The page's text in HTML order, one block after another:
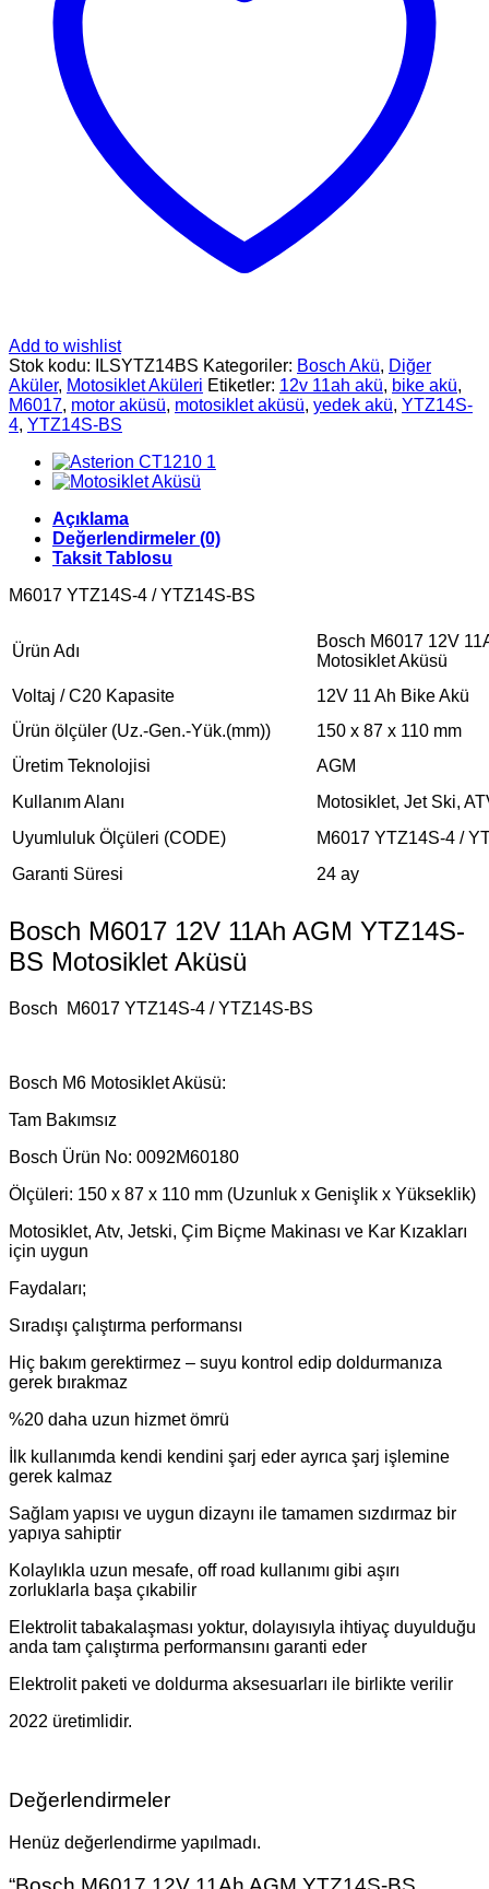
Add to wishlist
Stok kodu:
ILSYTZ14BS Kategoriler: Bosch Akü, Diğer
Aküler, Motosiklet Aküleri Etiketler: 12v 11ah akü, bike akü,
M6017, motor aküsü, motosiklet aküsü, yedek akü, YTZ14S-
4, YTZ14S-BS
Açıklama
Değerlendirmeler (0)
Taksit Tablosu
M6017 YTZ14S-4 / YTZ14S-BS
Ürün Adı
Bosch M6017 12V
Motosiklet Aküsü
Voltaj / C20 Kapasite
12V 11 Ah Bike Akü
Ürün ölçüler (Uz.-Gen.-Yük.(mm))
150 x 87 x 110 mm
Üretim Teknolojisi
AGM
Kullanım Alanı
Motosiklet, Jet Ski,
Uyumluluk Ölçüleri (CODE)
M6017 YTZ14S-4 /
Garanti Süresi
24 ay
Bosch M6017 12V 11Ah AGM YTZ14S-
BS Motosiklet Aküsü
Bosch M6017 YTZ14S-4 / YTZ14S-BS
Bosch M6 Motosiklet Aküsü:
Tam Bakımsız
Bosch Ürün No: 0092M60180
Ölçüleri: 150 x 87 x 110 mm (Uzunluk x Genişlik x Yükseklik)
Motosiklet, Atv, Jetski, Çim Biçme Makinası ve Kar Kızakları
için uygun
Faydaları;
Sıradışı çalıştırma performansı
Hiç bakım gerektirmez – suyu kontrol edip doldurmanıza
gerek bırakmaz
%20 daha uzun hizmet ömrü
İlk kullanımda kendi kendini şarj eder ayrıca şarj işlemine
gerek kalmaz
Sağlam yapısı ve uygun dizaynı ile tamamen sızdırmaz bir
yapıya sahiptir
Kolaylıkla uzun mesafe, off road kullanımı gibi aşırı
zorluklarla başa çıkabilir
Elektrolit tabakalaşması yoktur, dolayısıyla ihtiyaç duyulduğu
anda tam çalıştırma performansını garanti eder
Elektrolit paketi ve doldurma aksesuarları ile birlikte verilir
2022 üretimlidir.
Değerlendirmeler
Henüz değerlendirme yapılmadı.